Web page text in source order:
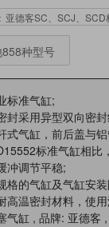
亚德客SC、SCJ、
种型号
标准气缸;
封采用异型双向密
式气缸，前后盖与
标准气缸相比
冲调节平稳;
格的气缸及气缸安
高温密封材料，使用
气缸 , 品牌: 亚德客